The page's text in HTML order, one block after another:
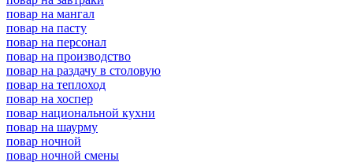
повар на мангал
повар на пасту
повар на персонал
повар на производство
повар на раздачу в столовую
повар на теплоход
повар на хоспер
повар национальной кухни
повар на шаурму
повар ночной
повар ночной смены